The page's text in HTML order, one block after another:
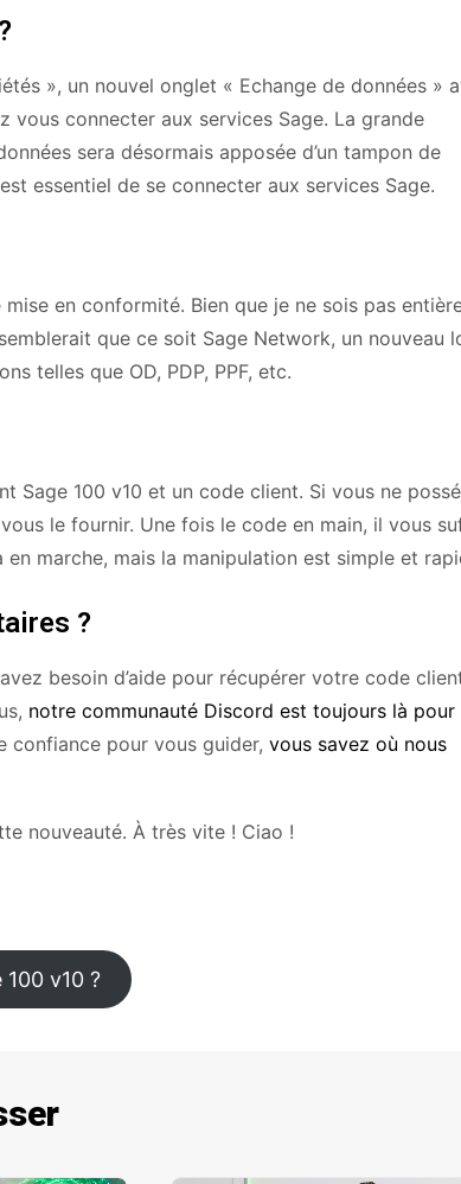
», un nouvel onglet « Echange de données »
connecter aux services Sage. La grande
sera désormais apposée d’un tampon de
essentiel de se connecter aux services Sage.
en conformité. Bien que je ne sois pas
que ce soit Sage Network, un nouveau
telles que OD, PDP, PPF, etc.
Sage 100 v10 et un code client. Si vous ne
le fournir. Une fois le code en main, il vous
marche, mais la manipulation est simple et
?
besoin d’aide pour récupérer votre code
notre communauté Discord est toujours là pour
confiance pour vous guider, vous savez où nous
nouveauté. À très vite ! Ciao !
v10 ?